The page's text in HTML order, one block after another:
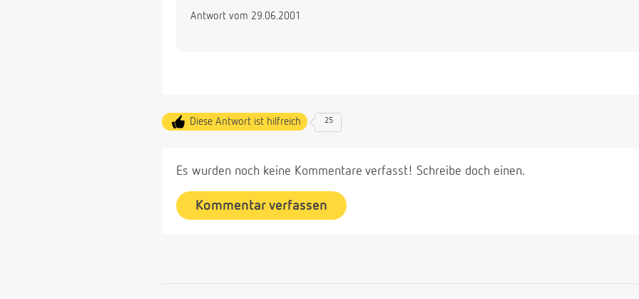
Antwort vom 29.06.2001
Diese Antwort ist hilfreich 25
Es wurden noch keine Kommentare verfasst! Schreibe doch einen.
Kommentar verfassen